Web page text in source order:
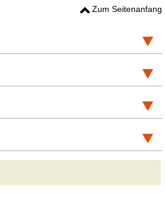
Zum Seitenanfang